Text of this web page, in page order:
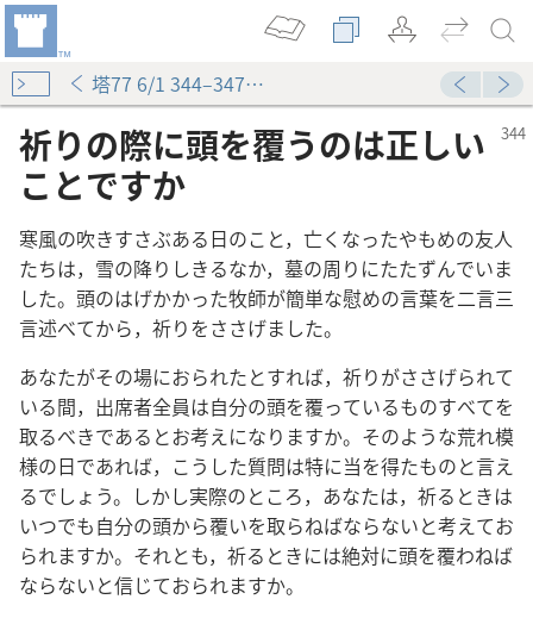
塔77 6/1 344–347ページ
祈りの際に頭を覆うのは正しい
ことですか
寒風の吹きすさぶある日のこと，亡くなったやもめの友人
たちは，雪の降りしきるなか，墓の周りにたたずんでいま
した。頭のはげかかった牧師が簡単な慰めの言葉を二言三
言述べてから，祈りをささげました。
あなたがその場におられたとすれば，祈りがささげられて
いる間，出席者全員は自分の頭を覆っているものすべてを
取るべきであるとお考えになりますか。そのような荒れ模
様の日であれば，こうした質問は特に当を得たものと言え
るでしょう。しかし実際のところ，あなたは，祈るときは
いつでも自分の頭から覆いを取らねばならないと考えてお
られますか。それとも，祈るときには絶対に頭を覆わねば
ならないと信じておられますか。